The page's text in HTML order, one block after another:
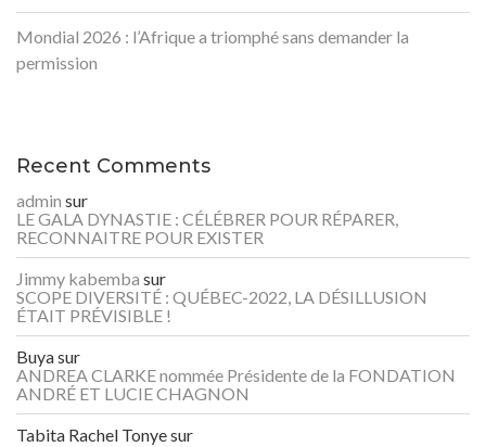
Mondial 2026 : l’Afrique a triomphé sans demander la
permission
Recent Comments
admin sur
LE GALA DYNASTIE : CÉLÉBRER POUR RÉPARER,
RECONNAITRE POUR EXISTER
Jimmy kabemba sur
SCOPE DIVERSITÉ : QUÉBEC-2022, LA DÉSILLUSION
ÉTAIT PRÉVISIBLE !
Buyasur
ANDREA CLARKE nommée Présidente de la FONDATION
ANDRÉ ET LUCIE CHAGNON
Tabita Rachel Tonyesur